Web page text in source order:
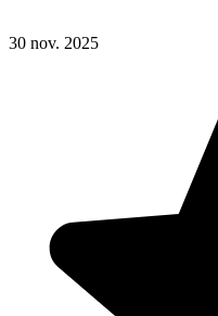
30 nov. 2025